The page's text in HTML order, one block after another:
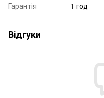
Гарантія
1 год
Відгуки